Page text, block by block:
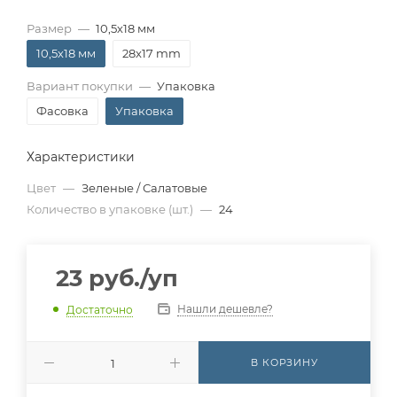
Размер — 10,5х18 мм
10,5х18 мм
28x17 mm
Вариант покупки — Упаковка
Фасовка
Упаковка
Характеристики
Цвет — Зеленые / Салатовые
Количество в упаковке (шт.) — 24
23 руб./уп
Достаточно Нашли дешевле?
В КОРЗИНУ